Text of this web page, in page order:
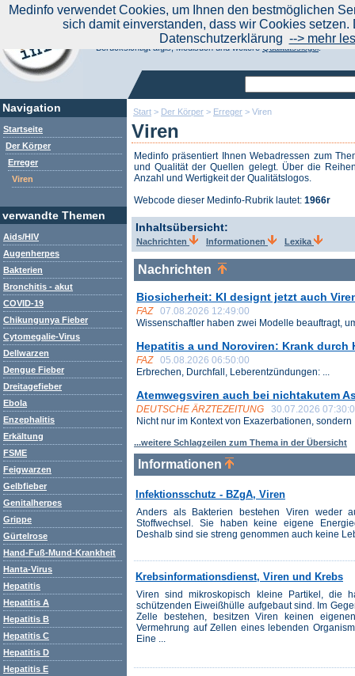
Start > Der Körper > Erreger > Viren
Viren
Medinfo präsentiert Ihnen Webadressen zum
und Qualität der Quellen gelegt. Über die
Anzahl und Wertigkeit der Qualitätslogos.
Webcode dieser Medinfo-Rubrik lautet: 1966r
Inhaltsübersicht:
Nachrichten Informationen Lexika
Nachrichten
Biosicherheit: KI designt jetzt auch
FAZ
07.08.2026 12:49:00
Wissenschaftler haben zwei Modelle beauftragt,
Hepatitis a und Noroviren: Krank durch
FAZ
05.08.2026 06:50:00
Erbrechen, Durchfall, Leberentzündungen: ...
Atemwegsviren auch bei nichtakutem
DEUTSCHE ÄRZTEZEITUNG
30.07.2026
Nicht nur im Kontext von Exazerbationen, sondern
...weitere Schlagzeilen zum Thema in der Übersicht
Informationen
Infektionsschutz - BZgA, Viren
Anders als Bakterien bestehen Viren weder
Stoffwechsel. Sie haben keine eigene
Deshalb sind sie streng genommen auch keine
Krebsinformationsdienst, Viren und Krebs
Viren sind mikroskopisch kleine Partikel, die
schützenden Eiweißhülle aufgebaut sind. Im
Zelle bestehen, besitzen Viren keinen
Vermehrung auf Zellen eines lebenden
Eine ...
Navigation
Startseite
Der Körper
Erreger
Viren
verwandte Themen
Aids/HIV
Augenherpes
Bakterien
Bronchitis - akut
COVID-19
Chikungunya Fieber
Cytomegalie-Virus
Dellwarzen
Dengue Fieber
Dreitagefieber
Ebola
Enzephalitis
Erkältung
FSME
Feigwarzen
Gelbfieber
Genitalherpes
Grippe
Gürtelrose
Hand-Fuß-Mund-Krankheit
Hanta-Virus
Hepatitis
Hepatitis A
Hepatitis B
Hepatitis C
Hepatitis D
Hepatitis E
Aktuelle Nachrichten|
Suchen Sie noch oder Finden Sie schon?
Medinfo.de - Meta-Portal für Gesundheitsthemen
Berücksichtigt afgis, Medisuch und weitereQualitätssiegel.
Medinfo verwendet Cookies, um Ihnen den bestmöglichen
sich damit einverstanden, dass wir Cookies
Datenschutzerklärung --> mehr